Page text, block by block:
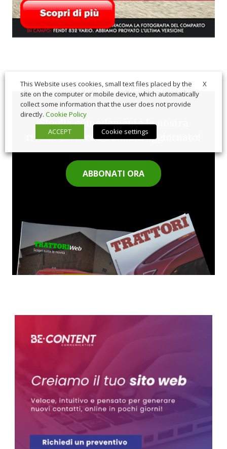
Sfoglia comodamente la nostra
rivista cartacea e rimani aggiornato!
ABBONATI ORA
X
This Website uses cookies, small text files placed by the
site on the computer or mobile device, which automatically
collect some information that the user does not provide
directly. Cookie Policy
ACCEPT
Cookie settings